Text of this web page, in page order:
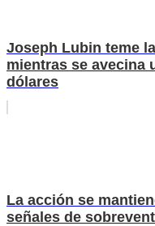
Joseph Lubin teme
mientras se avecina
dólares
La acción se
señales de